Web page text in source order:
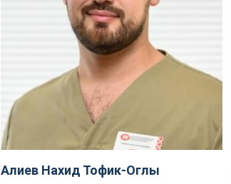
Алиев Нахид Тофик-Оглы